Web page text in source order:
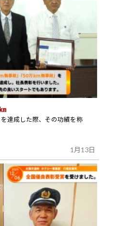
達成した際、その功績を称
1月13日